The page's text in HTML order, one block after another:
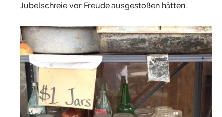
Jubelschreie vor Freude ausgestoßen hätten.